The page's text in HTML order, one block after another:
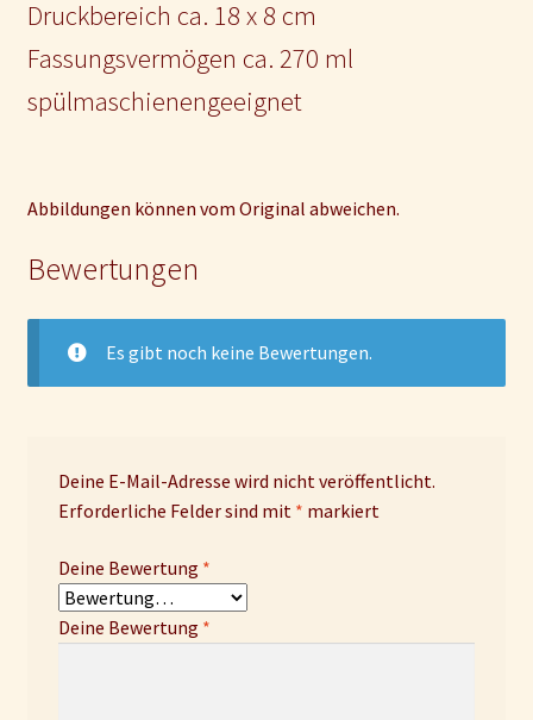
Druckbereich ca. 18 x 8 cm
Fassungsvermögen ca. 270 ml
spülmaschienengeeignet
Abbildungen können vom Original abweichen.
Bewertungen
Es gibt noch keine Bewertungen.
Deine E-Mail-Adresse wird nicht veröffentlicht.
Erforderliche Felder sind mit * markiert
Deine Bewertung *
Deine Bewertung *